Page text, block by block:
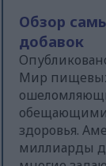
Обзор
добавок
Мир
обещающими
здоровья.
миллиарды